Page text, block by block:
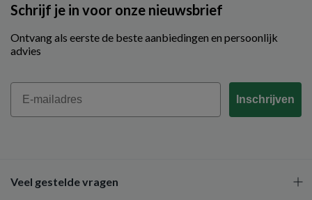
Schrijf je in voor onze nieuwsbrief
Ontvang als eerste de beste aanbiedingen en persoonlijk
advies
Email
Inschrijven
Veel gestelde vragen